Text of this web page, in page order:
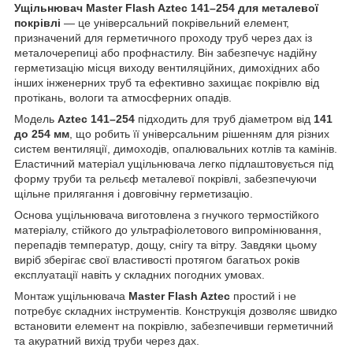
Ущільнювач Master Flash Aztec 141–254 для металевої
покрівлі — це універсальний покрівельний елемент,
призначений для герметичного проходу труб через дах із
металочерепиці або профнастилу. Він забезпечує надійну
герметизацію місця виходу вентиляційних, димохідних або
інших інженерних труб та ефективно захищає покрівлю від
протікань, вологи та атмосферних опадів.
Модель Aztec 141–254 підходить для труб діаметром від 141
до 254 мм , що робить її універсальним рішенням для різних
систем вентиляції, димоходів, опалювальних котлів та камінів.
Еластичний матеріал ущільнювача легко підлаштовується під
форму труби та рельєф металевої покрівлі, забезпечуючи
щільне прилягання і довговічну герметизацію.
Основа ущільнювача виготовлена з гнучкого термостійкого
матеріалу, стійкого до ультрафіолетового випромінювання,
перепадів температур, дощу, снігу та вітру. Завдяки цьому
виріб зберігає свої властивості протягом багатьох років
експлуатації навіть у складних погодних умовах.
Монтаж ущільнювача Master Flash Aztec простий і не
потребує складних інструментів. Конструкція дозволяє швидко
встановити елемент на покрівлю, забезпечивши герметичний
та акуратний вихід труби через дах.